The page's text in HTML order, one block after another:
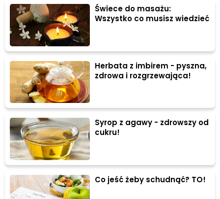
Świece do masażu:
Wszystko co musisz wiedzieć
Herbata z imbirem - pyszna,
zdrowa i rozgrzewająca!
Syrop z agawy - zdrowszy od
cukru!
Co jeść żeby schudnąć? TO!